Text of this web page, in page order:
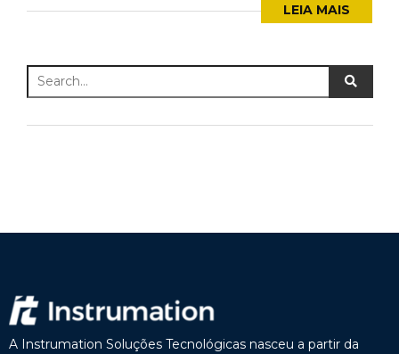
LEIA MAIS
A Instrumation Soluções Tecnológicas nasceu a partir da